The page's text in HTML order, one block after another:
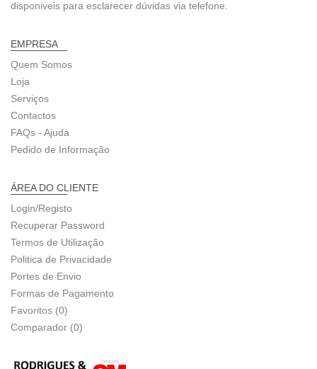
disponiveis para esclarecer dúvidas via telefone.
EMPRESA
Quem Somos
Loja
Serviços
Contactos
FAQs - Ajuda
Pedido de Informação
ÁREA DO CLIENTE
Login/Registo
Recuperar Password
Termos de Utilização
Politica de Privacidade
Portes de Envio
Formas de Pagamento
Favoritos (0)
Comparador (0)